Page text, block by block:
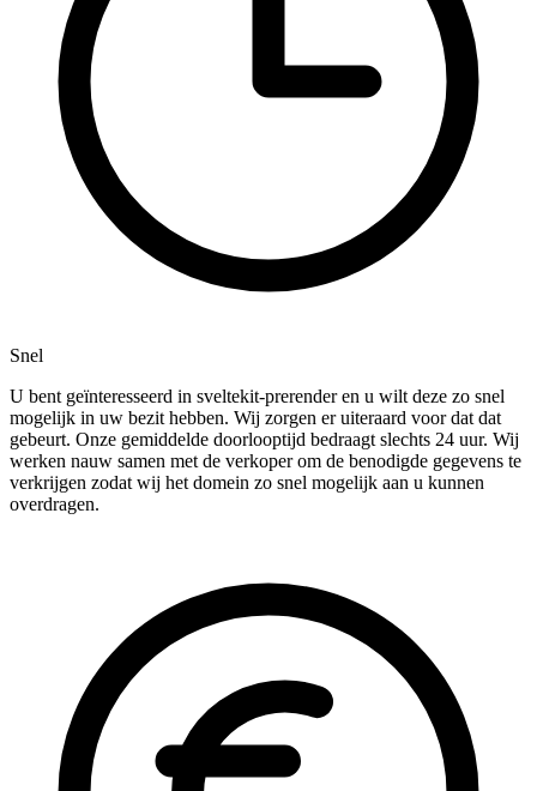
Snel
U bent geïnteresseerd in sveltekit-prerender en u wilt deze zo snel
mogelijk in uw bezit hebben. Wij zorgen er uiteraard voor dat dat
gebeurt. Onze gemiddelde doorlooptijd bedraagt slechts 24 uur. Wij
werken nauw samen met de verkoper om de benodigde gegevens te
verkrijgen zodat wij het domein zo snel mogelijk aan u kunnen
overdragen.